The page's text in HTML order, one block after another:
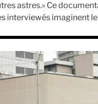
astres.» Ce
interviewés imaginent